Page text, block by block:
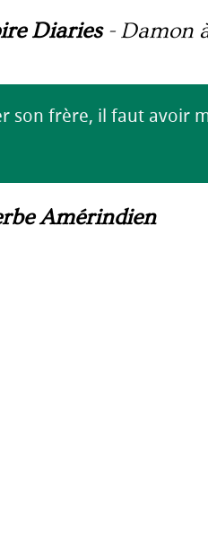
Diaries- Damon
son frère, il faut avoir
Amérindien